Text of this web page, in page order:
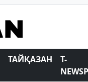
ТАЙҚАЗАН
T-